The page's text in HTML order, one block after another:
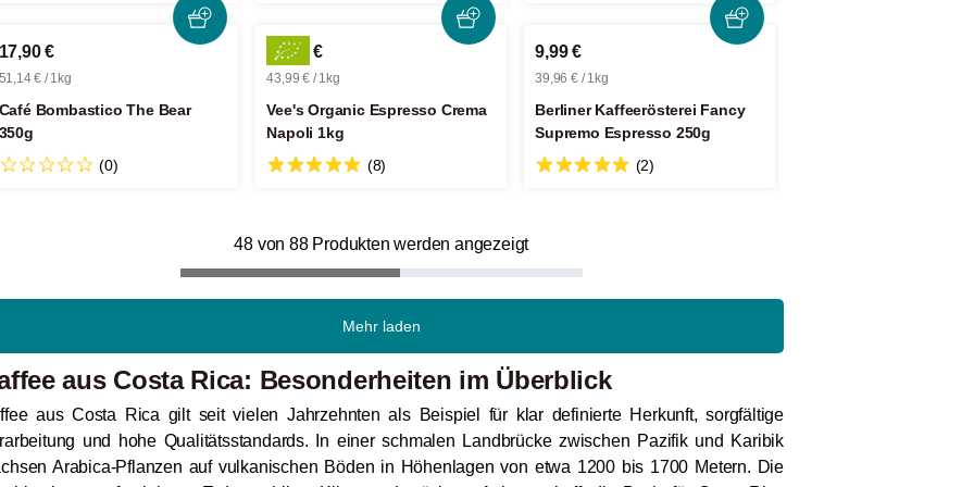
17,90 €
51,14 € / 1kg
Café Bombastico The Bear
350g
(0)
43,99 €
43,99 € / 1kg
Vee's Organic Espresso Crema
Napoli 1kg
(8)
9,99 €
39,96 € / 1kg
Berliner Kaffeerösterei Fancy
Supremo Espresso 250g
(2)
48 von 88 Produkten werden angezeigt
Mehr laden
aus Costa Rica: Besonderheiten im Überblick
aus Costa Rica gilt seit vielen Jahrzehnten als Beispiel für klar definierte Herkunft, sorgfältige
und hohe Qualitätsstandards. In einer schmalen Landbrücke zwischen Pazifik und Karibik
Arabica-Pflanzen auf vulkanischen Böden in Höhenlagen von etwa 1200 bis 1700 Metern. Die